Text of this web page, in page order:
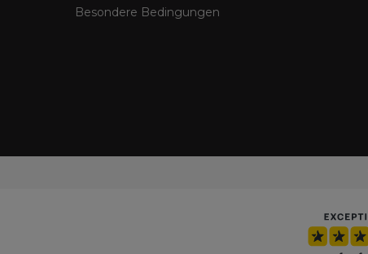
Besondere Bedingungen